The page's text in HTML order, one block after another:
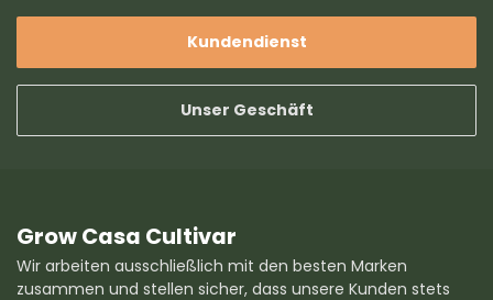
Kundendienst
Unser Geschäft
Grow Casa Cultivar
Wir arbeiten ausschließlich mit den besten Marken
zusammen und stellen sicher, dass unsere Kunden stets